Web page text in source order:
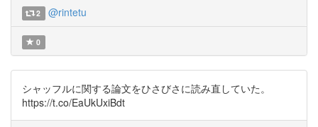
2 @rintetu
0
シャッフルに関する論文をひさびさに読み直していた。
https://t.co/EaUkUxiBdt